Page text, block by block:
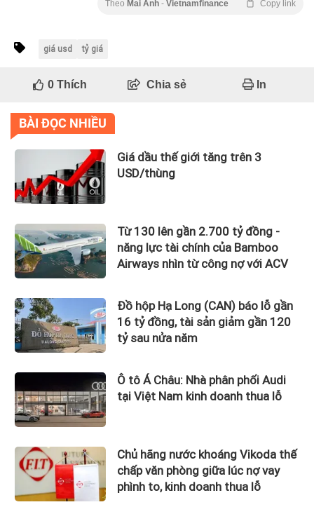
Theo Mai Anh - Vietnamfinance Copy link
giá usd tỷ giá
0Thích Chia sẻ In
BÀI ĐỌC NHIỀU
Giá dầu thế giới tăng trên 3
USD/thùng
Từ 130 lên gần 2.700 tỷ đồng -
năng lực tài chính của Bamboo
Airways nhìn từ công nợ với ACV
Đồ hộp Hạ Long (CAN) báo lỗ gần
16 tỷ đồng, tài sản giảm gần 120
tỷ sau nửa năm
Ô tô Á Châu: Nhà phân phối Audi
tại Việt Nam kinh doanh thua lỗ
Chủ hãng nước khoáng Vikoda thế
chấp văn phòng giữa lúc nợ vay
phình to, kinh doanh thua lỗ